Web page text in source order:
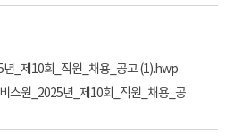
_제10회_직원_채용_공고 (1).hwp
스원_2025년_제10회_직원_채용_공